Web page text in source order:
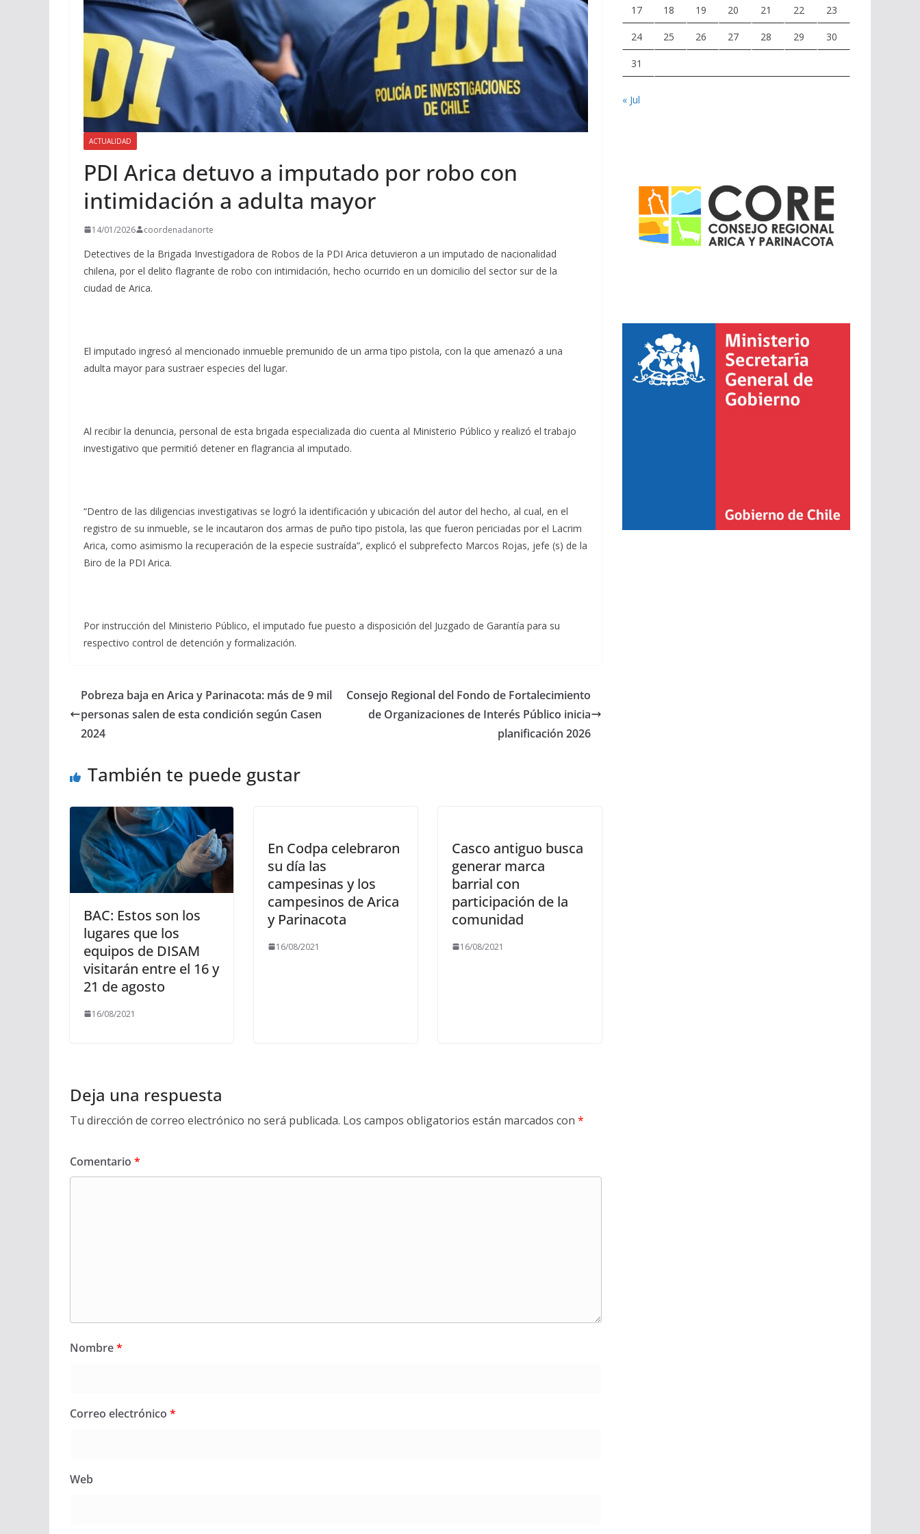
ACTUALIDAD
PDI Arica detuvo a imputado por robo con
intimidación a adulta mayor
14/01/2026 coordenadanorte
Detectives de la Brigada Investigadora de Robos de la PDI Arica detuvieron a un imputado de nacionalidad
chilena, por el delito flagrante de robo con intimidación, hecho ocurrido en un domicilio del sector sur de la
ciudad de Arica.
El imputado ingresó al mencionado inmueble premunido de un arma tipo pistola, con la que amenazó a una
adulta mayor para sustraer especies del lugar.
Al recibir la denuncia, personal de esta brigada especializada dio cuenta al Ministerio Público y realizó el trabajo
investigativo que permitió detener en flagrancia al imputado.
“Dentro de las diligencias investigativas se logró la identificación y ubicación del autor del hecho, al cual, en el
registro de su inmueble, se le incautaron dos armas de puño tipo pistola, las que fueron periciadas por el Lacrim
Arica, como asimismo la recuperación de la especie sustraída”, explicó el subprefecto Marcos Rojas, jefe (s) de la
Biro de la PDI Arica.
Por instrucción del Ministerio Público, el imputado fue puesto a disposición del Juzgado de Garantía para su
respectivo control de detención y formalización.
Pobreza baja en Arica y Parinacota: más de 9 mil
personas salen de esta condición según Casen
2024
Consejo Regional del Fondo de Fortalecimiento
de Organizaciones de Interés Público inicia
planificación 2026
También te puede gustar
BAC: Estos son los
lugares que los
equipos de DISAM
visitarán entre el 16 y
21 de agosto
16/08/2021
En Codpa celebraron
su día las
campesinas y los
campesinos de Arica
y Parinacota
16/08/2021
Casco antiguo busca
generar marca
barrial con
participación de la
comunidad
16/08/2021
Deja una respuesta
Tu dirección de correo electrónico no será publicada. Los campos obligatorios están marcados con *
Comentario *
Nombre*
Correo electrónico *
Web
17 18 19 20 21 22 23
24 25 26 27 28 29 30
31
« Jul